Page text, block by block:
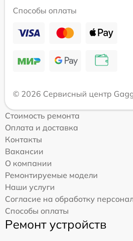
Способы оплаты
© 2026 Сервисный центр
Стоимость ремонта
Оплата и доставка
Контакты
Вакансии
О компании
Ремонтируемые модели
Наши услуги
Согласие на обработку
Способы оплаты
Ремонт устройств